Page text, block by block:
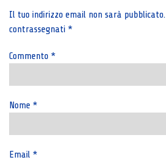
Il tuo indirizzo email non sarà pubblicato.
contrassegnati *
Commento *
Nome *
Email *